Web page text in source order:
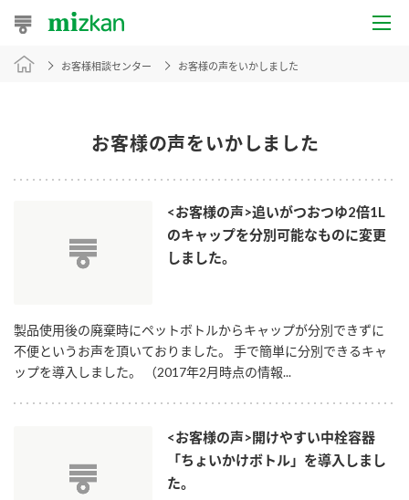
おうちレシピ
商品からレシピを探す
商品情報
商品カテゴリ
お酢ドリンク ぽん酢
キャンペーン情報
お客様相談センター お客様の声をいかしました
お客様の声をいかしました
<お客様の声>追いがつおつゆ2倍1L
のキャップを分別可能なものに変更
しました。
製品使用後の廃棄時にペットボトルからキャップが分別できずに
不便というお声を頂いておりました。 手で簡単に分別できるキャ
ップを導入しました。 （2017年2月時点の情報...
<お客様の声>開けやすい中栓容器
「ちょいかけボトル」を導入しまし
た。